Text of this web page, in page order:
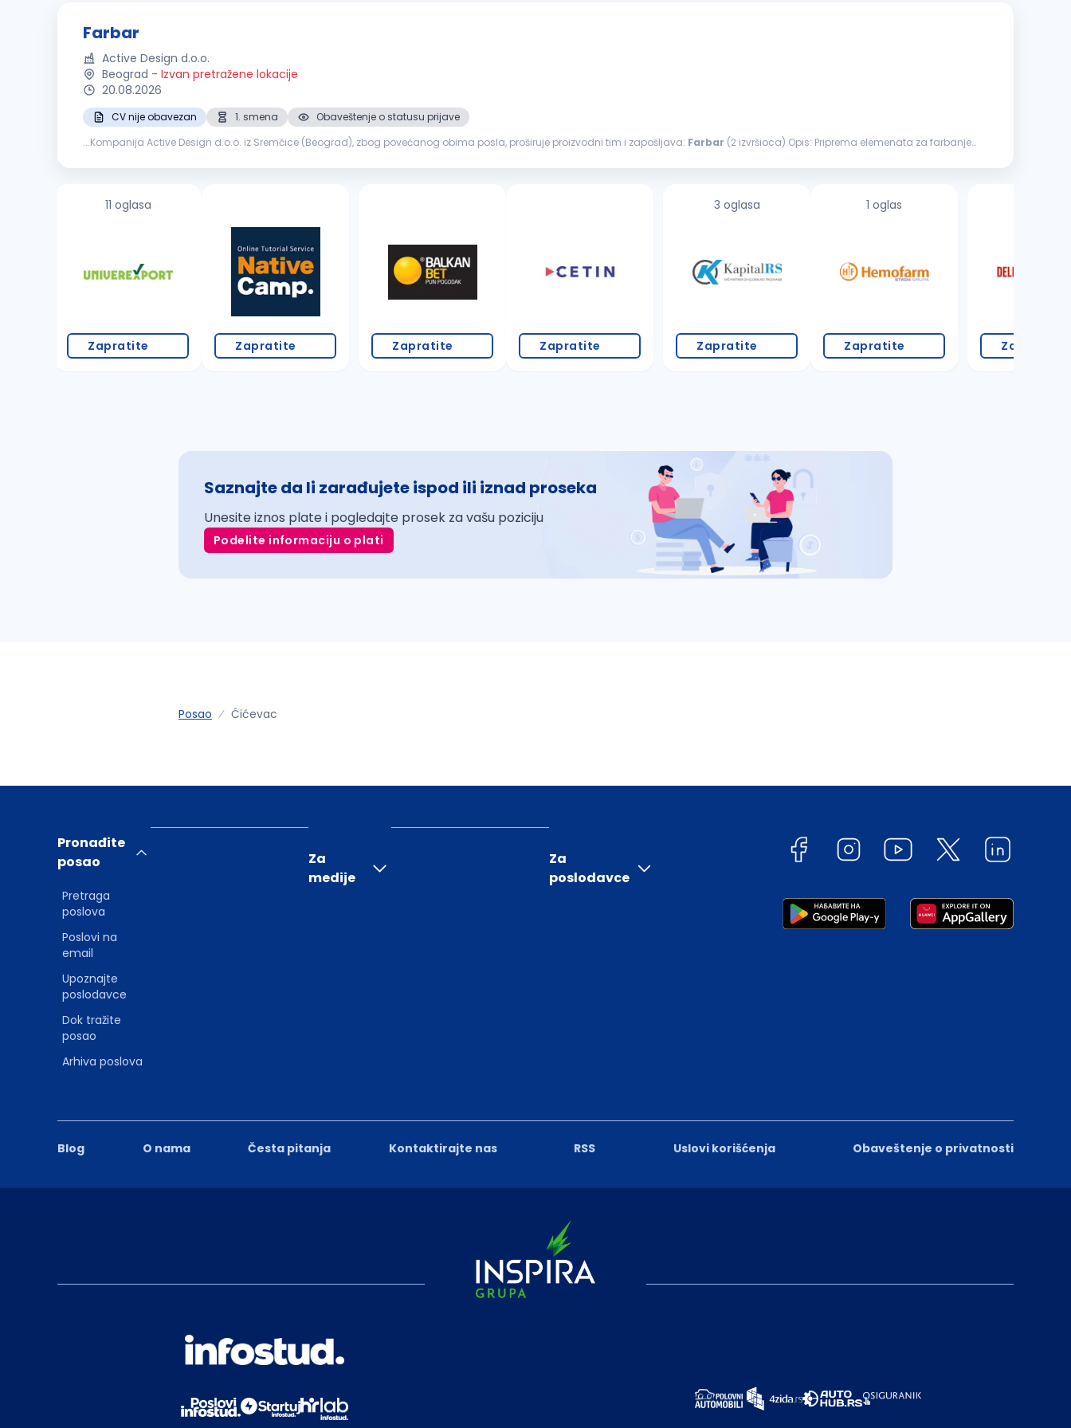
Farbar
Active Design d.o.o.
Beograd - Izvan pretražene lokacije
20.08.2026
CV nije obavezan 1. smena
Obaveštenje o statusu prijave
...Kompanija Active Design d.o.o. iz Sremčice (Beograd), zbog povećanog obima posla, proširuje proizvodni tim i zapošljava: Farbar (2 izvršioca) Opis: Priprema elemenata za farbanje
11 oglasa
Zapratite Zapratite Zapratite Zapratite
3 oglasa
Zapratite
1 oglas
Zapratite Zapratite
Saznajte da li zarađujete ispod ili iznad proseka
Unesite iznos plate i pogledajte prosek za vašu poziciju
Podelite informaciju o plati
Posao Ćićevac
Blog O nama Česta pitanja Kontaktirajte nas RSS Uslovi korišćenja Obaveštenje o privatnosti
Pronađite
posao
Pretraga
poslova
Poslovi na
email
Upoznajte
poslodavce
Dok tražite
posao
Arhiva poslova
Za
medije
Za
poslodavce